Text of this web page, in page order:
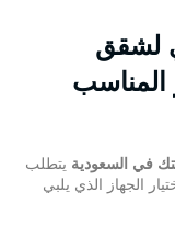
لشقق
المناسب
في السعودية يتطلب
الجهاز الذي يلبي